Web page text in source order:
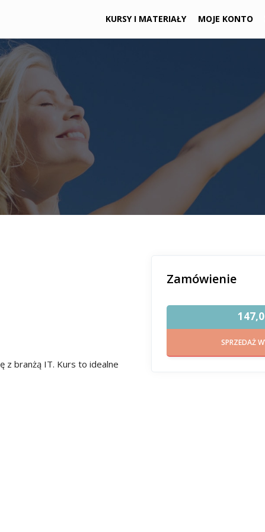
KURSY I MATERIAŁY MOJE KONTO
z branżą IT. Kurs to idealne
Zamówienie
SPRZEDAŻ